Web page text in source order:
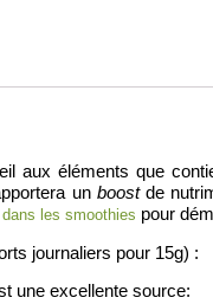
aux éléments que
un boostde
dans les smoothies pour
journaliers pour 15g) :
une excellente source: